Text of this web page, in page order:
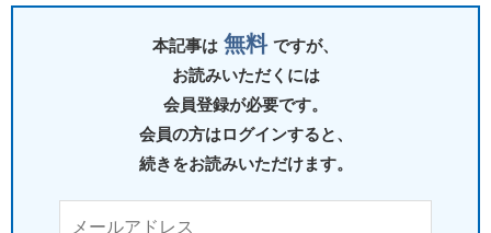
本記事は 無料 ですが、
お読みいただくには
会員登録が必要です。
会員の方はログインすると、
続きをお読みいただけます。